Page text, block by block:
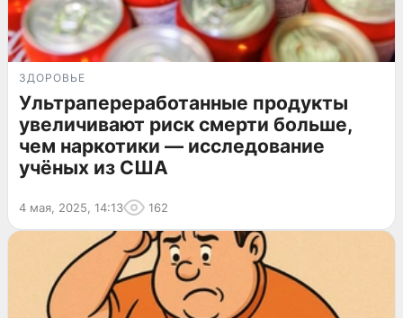
ЗДОРОВЬЕ
Ультрапереработанные продукты
увеличивают риск смерти больше,
чем наркотики — исследование
учёных из США
4 мая, 2025, 14:13 162